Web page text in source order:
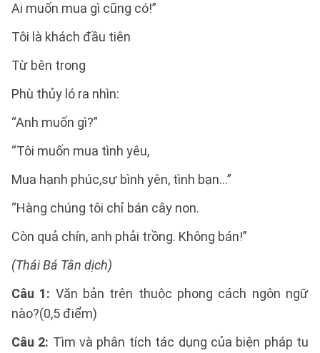
Ai muốn mua gì cũng có!”
Tôi là khách đầu tiên
Từ bên trong
Phù thủy ló ra nhìn:
“Anh muốn gì?”
“Tôi muốn mua tình yêu,
Mua hạnh phúc,sự bình yên, tình bạn…”
“Hàng chúng tôi chỉ bán cây non.
Còn quả chín, anh phải trồng. Không bán!”
(Thái Bá Tân dịch)
Câu 1: Văn bản trên thuộc phong cách ngôn ngữ
nào?(0,5 điểm)
Câu 2: Tìm và phân tích tác dụng của biện pháp tu